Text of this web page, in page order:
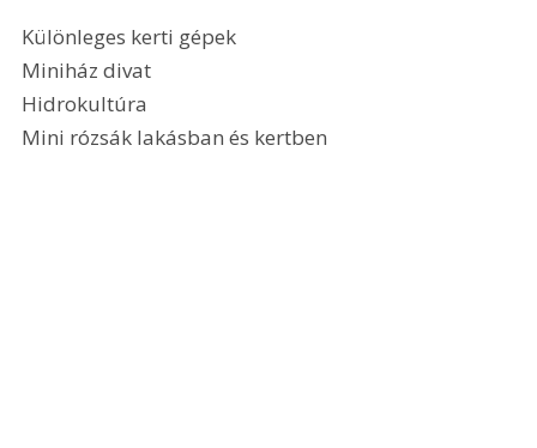
Különleges kerti gépek
Miniház divat
Hidrokultúra
Mini rózsák lakásban és kertben